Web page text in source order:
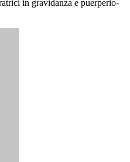
in gravidanza e puerperio-